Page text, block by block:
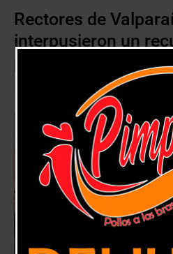
Rectores de
interpusieron un
protección en
Región